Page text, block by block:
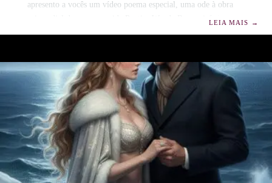
apresento a vocês um vídeo poema especial, uma ode à obra
primordial da nossa querida Poetisa Wanda Rop: o icônico
através de imagens que capturam a essência enigmática e
poderosa da ‘Filha da Lua’. ❤️ Do mistério sedutor ao coração
indomável, da beleza etérea à tempestade voraz ❤️
LEIA MAIS →